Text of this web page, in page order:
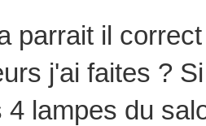
parrait il
j'ai faites ?
4 lampes du